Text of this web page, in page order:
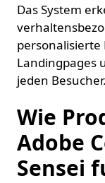
Das System
personalisierte
Landingpages
jeden Besucher.
Wie
Adobe
Sensei